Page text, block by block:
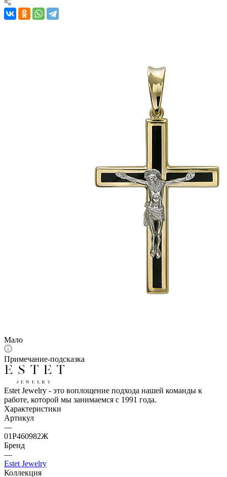
Мало
Примечание-подсказка
Estet Jewelry - это воплощение подхода нашей команды к
работе, которой мы занимаемся с 1991 года.
Характеристики
Артикул
—
01Р460982Ж
Бренд
—
Estet Jewelry
Коллекция